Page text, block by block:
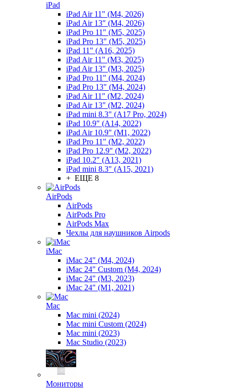
iPad
iPad Air 11" (M4, 2026)
iPad Air 13" (M4, 2026)
iPad Pro 11" (M5, 2025)
iPad Pro 13" (M5, 2025)
iPad 11" (A16, 2025)
iPad Air 11" (M3, 2025)
iPad Air 13" (M3, 2025)
iPad Pro 11" (M4, 2024)
iPad Pro 13" (M4, 2024)
iPad Air 11" (M2, 2024)
iPad Air 13" (M2, 2024)
iPad mini 8.3" (A17 Pro, 2024)
iPad 10.9" (A14, 2022)
iPad Air 10.9" (M1, 2022)
iPad Pro 11" (M2, 2022)
iPad Pro 12.9" (M2, 2022)
iPad 10.2" (A13, 2021)
iPad mini 8.3" (A15, 2021)
+ ЕЩЕ 8
AirPods
AirPods
AirPods Pro
AirPods Max
Чехлы для наушников Airpods
iMac
iMac 24" (M4, 2024)
iMac 24" Custom (M4, 2024)
iMac 24" (M3, 2023)
iMac 24" (M1, 2021)
Mac
Mac mini (2024)
Mac mini Custom (2024)
Mac mini (2023)
Mac Studio (2023)
Мониторы